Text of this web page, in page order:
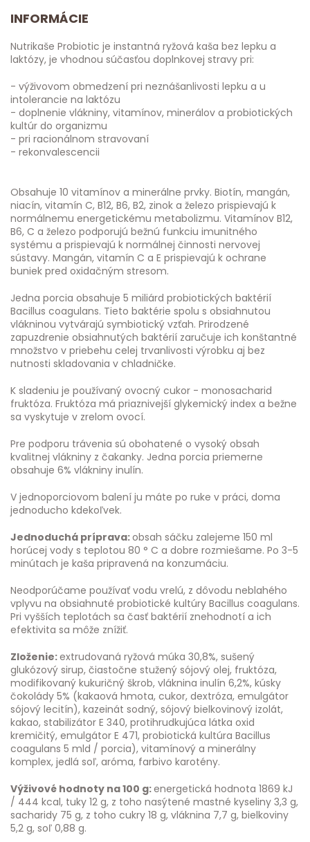
INFORMÁCIE
Nutrikaše Probiotic je instantná ryžová kaša bez lepku a
laktózy, je vhodnou súčasťou doplnkovej stravy pri:
- výživovom obmedzení pri neznášanlivosti lepku a u
intolerancie na laktózu
- doplnenie vlákniny, vitamínov, minerálov a probiotických
kultúr do organizmu
- pri racionálnom stravovaní
- rekonvalescencii
Obsahuje 10 vitamínov a minerálne prvky. Biotín, mangán,
niacín, vitamín C, B12, B6, B2, zinok a železo prispievajú k
normálnemu energetickému metabolizmu. Vitamínov B12,
B6, C a železo podporujú bežnú funkciu imunitného
systému a prispievajú k normálnej činnosti nervovej
sústavy. Mangán, vitamín C a E prispievajú k ochrane
buniek pred oxidačným stresom.
Jedna porcia obsahuje 5 miliárd probiotických baktérií
Bacillus coagulans. Tieto baktérie spolu s obsiahnutou
vlákninou vytvárajú symbiotický vzťah. Prirodzené
zapuzdrenie obsiahnutých baktérií zaručuje ich konštantné
množstvo v priebehu celej trvanlivosti výrobku aj bez
nutnosti skladovania v chladničke.
K sladeniu je používaný ovocný cukor - monosacharid
fruktóza. Fruktóza má priaznivejší glykemický index a bežne
sa vyskytuje v zrelom ovocí.
Pre podporu trávenia sú obohatené o vysoký obsah
kvalitnej vlákniny z čakanky. Jedna porcia priemerne
obsahuje 6% vlákniny inulín.
V jednoporciovom balení ju máte po ruke v práci, doma
jednoducho kdekoľvek.
Jednoduchá príprava:obsah sáčku zalejeme 150 ml
horúcej vody s teplotou 80 ° C a dobre rozmiešame. Po 3-5
minútach je kaša pripravená na konzumáciu.
Neodporúčame používať vodu vrelú, z dôvodu neblahého
vplyvu na obsiahnuté probiotické kultúry Bacillus coagulans.
Pri vyšších teplotách sa časť baktérií znehodnotí a ich
efektivita sa môže znížiť.
Zloženie:extrudovaná ryžová múka 30,8%, sušený
glukózový sirup, čiastočne stužený sójový olej, fruktóza,
modifikovaný kukuričný škrob, vláknina inulín 6,2%, kúsky
čokolády 5% (kakaová hmota, cukor, dextróza, emulgátor
sójový lecitín), kazeinát sodný, sójový bielkovinový izolát,
kakao, stabilizátor E 340, protihrudkujúca látka oxid
kremičitý, emulgátor E 471, probiotická kultúra Bacillus
coagulans 5 mld / porcia), vitamínový a minerálny
komplex, jedlá soľ, aróma, farbivo karotény.
Výživové hodnoty na 100 g:energetická hodnota 1869 kJ
/ 444 kcal, tuky 12 g, z toho nasýtené mastné kyseliny 3,3 g,
sacharidy 75 g, z toho cukry 18 g, vláknina 7,7 g, bielkoviny
5,2 g, soľ 0,88 g.